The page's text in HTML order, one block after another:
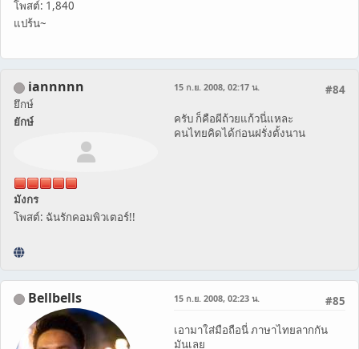
โพสต์: 1,840
แปร้น~
iannnnn
ยึกษ์
ยักษ์
มังกร
โพสต์: ฉันรักคอมพิวเตอร์!!
#84
15 ก.ย. 2008, 02:17 น.
ครับ ก็คือผีถ้วยแก้วนี่แหละ
คนไทยคิดได้ก่อนฝรั่งตั้งนาน
Bellbells #85
15 ก.ย. 2008, 02:23 น.
เอามาใส่มือถือนี่ ภาษาไทยลากกัน
มันเลย